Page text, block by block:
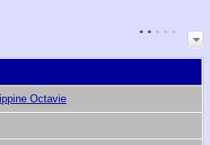
Octavie